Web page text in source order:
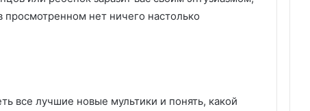
нет ничего настолько
все лучшие новые мультики и понять, какой